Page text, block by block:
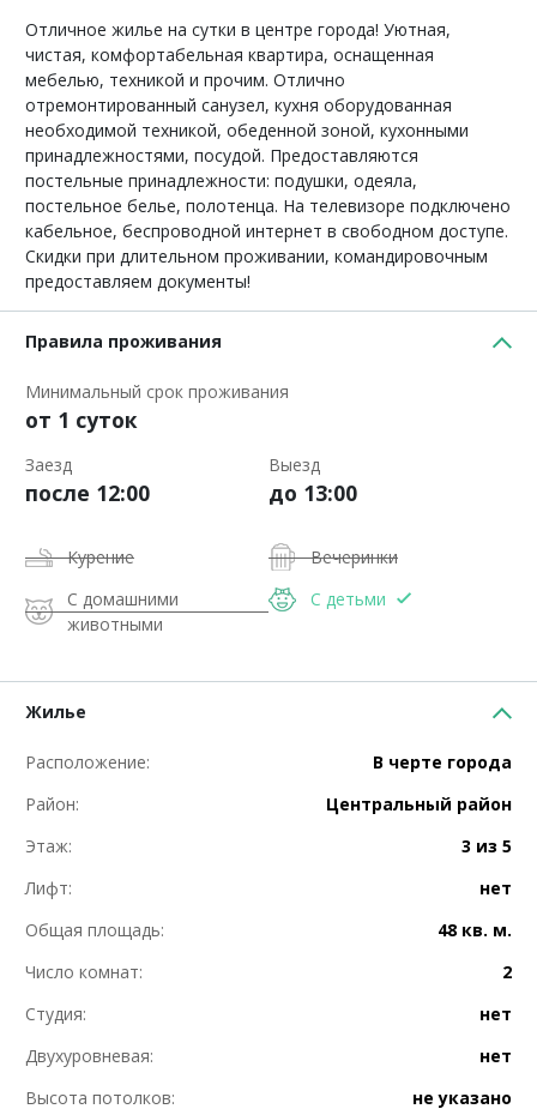
Отличное жилье на сутки в центре города! Уютная,
чистая, комфортабельная квартира, оснащенная
мебелью, техникой и прочим. Отлично
отремонтированный санузел, кухня оборудованная
необходимой техникой, обеденной зоной, кухонными
принадлежностями, посудой. Предоставляются
постельные принадлежности: подушки, одеяла,
постельное белье, полотенца. На телевизоре подключено
кабельное, беспроводной интернет в свободном доступе.
Скидки при длительном проживании, командировочным
предоставляем документы!
Правила проживания
Минимальный срок проживания
от 1 суток
Заезд
после 12:00
Выезд
до 13:00
Курение
Вечеринки
С домашними
животными
С детьми
Жилье
Расположение:
В черте города
Район:
Центральный район
Этаж:
3 из 5
Лифт:
нет
Общая площадь:
48 кв. м.
Число комнат:
2
Студия:
нет
Двухуровневая:
нет
Высота потолков:
не указано